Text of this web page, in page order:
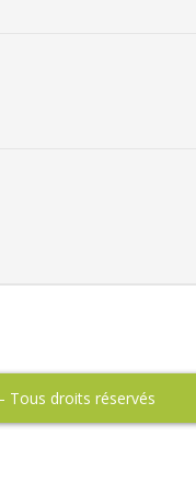
Tous droits réservés